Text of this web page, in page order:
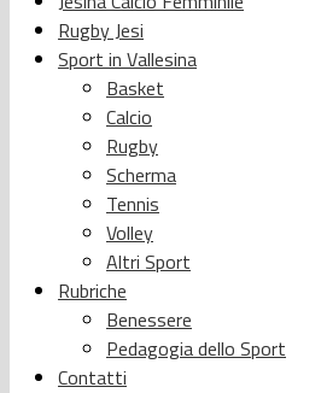
Rugby Jesi
Sport in Vallesina
Basket
Calcio
Rugby
Scherma
Tennis
Volley
Altri Sport
Rubriche
Benessere
Pedagogia dello Sport
Contatti